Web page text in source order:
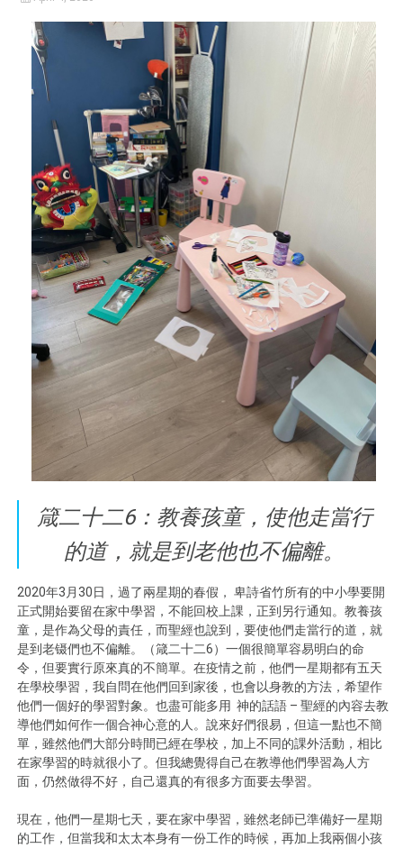
箴二十二6：教養孩童，使他走當行
的道，就是到老他也不偏離。
2020年3月30日，過了兩星期的春假， 卑詩省竹所有的中小學要開
正式開始要留在家中學習，不能回校上課，正到另行通知。教養孩
童，是作為父母的責任，而聖經也說到，要使他們走當行的道，就
是到老镊們也不偏離。（箴二十二6）一個很簡單容易明白的命
令，但要實行原來真的不簡單。在疫情之前，他們一星期都有五天
在學校學習，我自問在他們回到家後，也會以身教的方法，希望作
他們一個好的學習對象。也盡可能多用 神的話語 – 聖經的內容去教
導他們如何作一個合神心意的人。說來好們很易，但這一點也不簡
單，雖然他們大部分時間已經在學校，加上不同的課外活動，相比
在家學習的時就很小了。但我總覺得自己在教導他們學習為人方
面，仍然做得不好，自己還真的有很多方面要去學習。
現在，他們一星期七天，要在家中學習，雖然老師已準備好一星期
的工作，但當我和太太本身有一份工作的時候，再加上我兩個小孩